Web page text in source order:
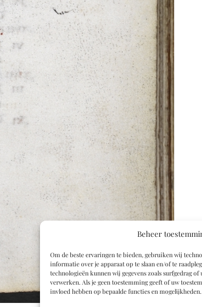
Beheer
Om de beste ervaringen te bieden, gebruiken wij
informatie over je apparaat op te slaan en/of te
technologieën kunnen wij gegevens zoals surfgedrag of
verwerken. Als je geen toestemming geeft of uw
invloed hebben op bepaalde functies en mogelijkheden.